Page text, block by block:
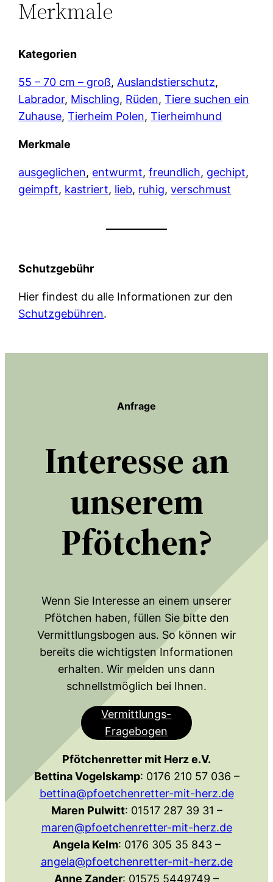
Merkmale
Kategorien
55 – 70 cm – groß, Auslandstierschutz
Labrador, Mischling, Rüden, Tiere suchen ein
Zuhause, Tierheim Polen, Tierheimhund
Merkmale
ausgeglichen, entwurmt, freundlich, gechipt
geimpft, kastriert, lieb, ruhig, verschmust
Schutzgebühr
Hier findest du alle Informationen zur den
Schutzgebühren.
Anfrage
Interesse an
unserem
Pfötchen?
Wenn Sie Interesse an einem unserer
Pfötchen haben, füllen Sie bitte den
Vermittlungsbogen aus. So können wir
bereits die wichtigsten Informationen
erhalten. Wir melden uns dann
schnellstmöglich bei Ihnen.
Vermittlungs-
Fragebogen
Pfötchenretter mit Herz e.V.
Bettina Vogelskamp: 0176 210 57 036 –
bettina@pfoetchenretter-mit-herz.de
Maren Pulwitt: 01517 287 39 31 –
maren@pfoetchenretter-mit-herz.de
Angela Kelm: 0176 305 35 843 –
angela@pfoetchenretter-mit-herz.de
Anne Zander: 01575 5449749 –